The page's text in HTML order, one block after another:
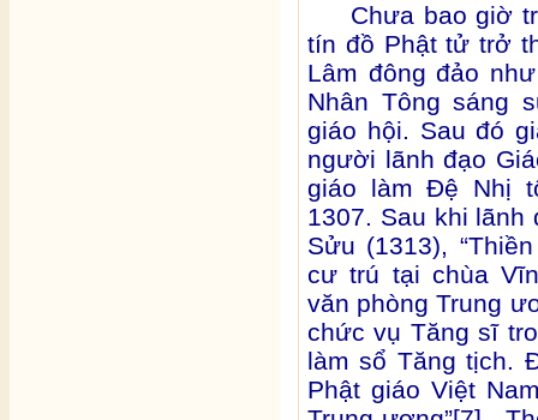
Chưa bao giờ
tín đồ Phật tử trở
Lâm đông đảo
Nhân Tông sáng
giáo hội. Sau đó
người lãnh đạo
giáo làm Đệ Nhị
1307. Sau khi lãnh
Sửu (1313),
cư trú tại chùa
văn phòng Trung
chức vụ Tăng sĩ
làm sổ Tăng tịch.
Phật giáo Việt